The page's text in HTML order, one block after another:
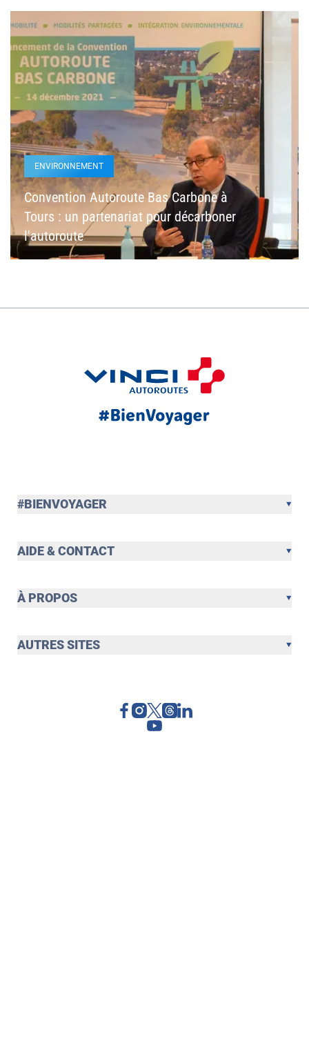
ENVIRONNEMENT
Convention Autoroute Bas Carbone à
Tours : un partenariat pour décarboner
l'autoroute
#BIENVOYAGER
AIDE & CONTACT
À PROPOS
AUTRES SITES